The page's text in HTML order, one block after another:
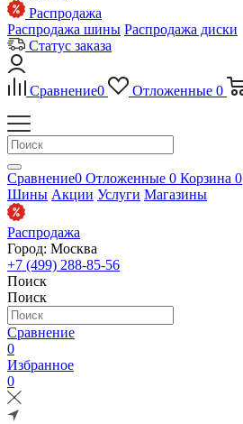
Распродажа
Распродажа шины Распродажа диски
Статус заказа
Сравнение0 Отложенные 0
Сравнение0 Отложенные 0 Корзина 0
Шины Акции Услуги Магазины
Распродажа
Город: Москва
+7 (499) 288-85-56
Поиск
Поиск
Сравнение
0
Избранное
0